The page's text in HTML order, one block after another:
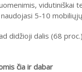
vidutiniškai
5-10
didžioji dalis (68
čia ir dabar